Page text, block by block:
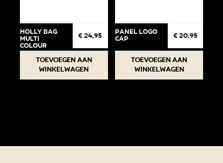
Holly Bag
Multi
Colour
€ 24,95
Toevoegen aan
winkelwagen
Panel Logo
cap € 20,95
Toevoegen aan
winkelwagen